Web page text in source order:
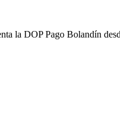
la DOP Pago Bolandín